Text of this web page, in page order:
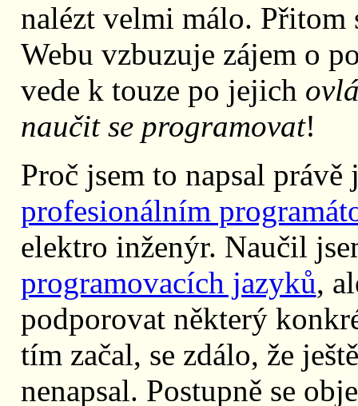
nalézt velmi málo. Přitom
Webu vzbuzuje zájem o
vede k touze po jejich
naučit se programovat!
Proč jsem to napsal právě
profesionálním
elektro inženýr. Naučil
programovacích jazyků,
podporovat některý
tím začal, se zdálo, že
nenapsal. Postupně se